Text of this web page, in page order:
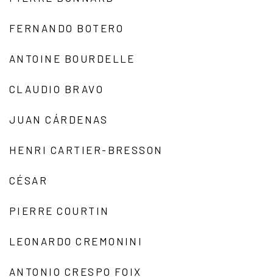
FERNANDO BOTERO
ANTOINE BOURDELLE
CLAUDIO BRAVO
JUAN CÁRDENAS
HENRI CARTIER-BRESSON
CÉSAR
PIERRE COURTIN
LEONARDO CREMONINI
ANTONIO CRESPO FOIX